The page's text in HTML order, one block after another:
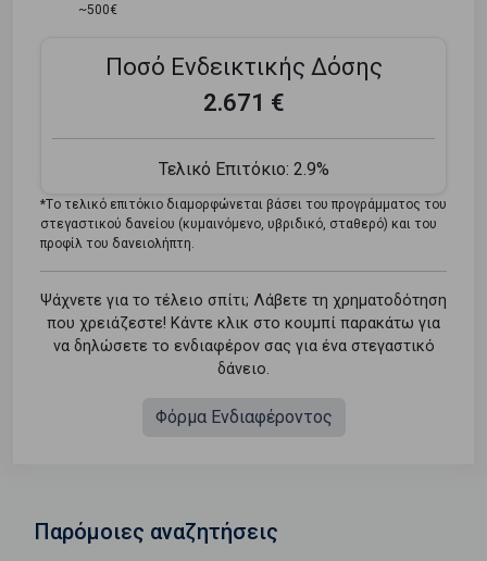
~500€
Ποσό Ενδεικτικής Δόσης
2.671 €
Τελικό Επιτόκιο: 2.9%
*Tο τελικό επιτόκιο διαμορφώνεται βάσει του προγράμματος του
στεγαστικού δανείου (κυμαινόμενο, υβριδικό, σταθερό) και του
προφίλ του δανειολήπτη.
Ψάχνετε για το τέλειο σπίτι; Λάβετε τη χρηματοδότηση
που χρειάζεστε! Κάντε κλικ στο κουμπί παρακάτω για
να δηλώσετε το ενδιαφέρον σας για ένα στεγαστικό
δάνειο.
Φόρμα Ενδιαφέροντος
Παρόμοιες αναζητήσεις